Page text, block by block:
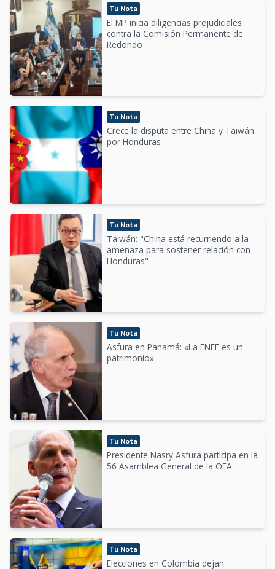
Tu Nota
El MP inicia diligencias prejudiciales
contra la Comisión Permanente de
Redondo
Tu Nota
Crece la disputa entre China y Taiwán
por Honduras
Tu Nota
Taiwán: "China está recurriendo a la
amenaza para sostener relación con
Honduras"
Tu Nota
Asfura en Panamá: «La ENEE es un
patrimonio»
Tu Nota
Presidente Nasry Asfura participa en la
56 Asamblea General de la OEA
Tu Nota
Elecciones en Colombia dejan